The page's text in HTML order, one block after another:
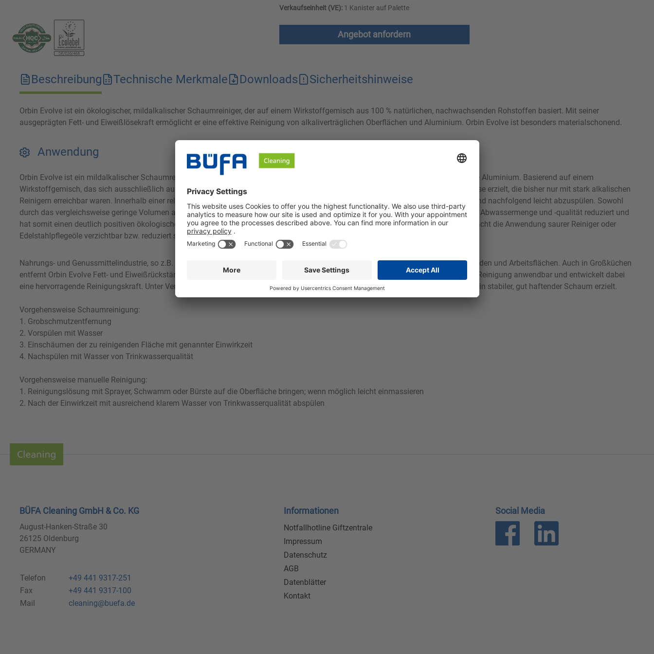
Verkaufseinheit (VE):1 Kanister auf Palette
Angebot anfordern
Beschreibung Technische Merkmale Downloads Sicherheitshinweise
Orbin Evolve ist ein ökologischer, mildalkalischer Schaumreiniger, der auf einem Wirkstoffgemisch aus 100 % natürlichen, nachwachsenden Rohstoffen basiert. Mit seiner
ausgeprägten Fett- und Eiweißlösekraft ermöglicht er eine effektive Reinigung von alkaliverträglichen Oberflächen und Aluminium. Orbin Evolve ist besonders materialschonend.
Anwendung
Orbin Evolve ist ein mildalkalischer Schaumreiniger zur Entfernung von Fett und Eiweiß von allen alkaliverträglichen Oberflächen sowie Aluminium. Basierend auf einem
Wirkstoffgemisch, das sich ausschließlich aus natürlichen, nachwachsenden Rohstoffen zusammensetzt, werden Reinigungsergebnisse erzielt, die bisher nur mit stark alkalischen
Reinigern erreichbar waren. Innerhalb einer relativ kurzen Einwirkzeit von bis zu 10 Minuten werden Verschmutzungen emulgiert und sind nachfolgend leicht abzuspülen. Sowohl
durch das vergleichsweise geringe Volumen an Spülwasser als auch den recht niedrigen pH-Wert wird der reinigerbedingte Einfluss auf Abwassermenge und -qualität reduziert und
hat somit einen deutlich positiven ökologischen Effekt. Orbin Evolve bewahrt den ursprünglichen Glanz gereinigter Oberflächen und macht die Anwendung saurer Reiniger oder
Edelstahlpflegeöle verzichtbar bzw. reduziert sie auf ein geringes Maß. Orbin Evolve ist entwickelt für die Reinigung in Betrieben der
Nahrungs- und Genussmittelindustrie, so z.B. zur Anwendung auf Wänden, Verarbeitungsmaschinen, Behältern, Anlagen, Tanks, Fußböden und Arbeitsflächen. Auch in Großküchen
entfernt Orbin Evolve Fett- und Eiweißrückstände schnell und zuverlässig. Er ist sowohl als Schaumreiniger wie auch in der manuellen Reinigung anwendbar und entwickelt dabei
eine hervorragende Reinigungskraft. Unter Verwendung eines geeigneten Verschäumsystems wird mit 4 bis 6 bar Luftausgangsdruck ein stabiler, gut haftender Schaum erzielt.
Vorgehensweise Schaumreinigung:
1. Grobschmutzentfernung
2. Vorspülen mit Wasser
3. Einschäumen der zu reinigenden Fläche mit genannter Einwirkzeit
4. Nachspülen mit Wasser von Trinkwasserqualität
Vorgehensweise manuelle Reinigung:
1. Reinigungslösung mit Sprayer, Schwamm oder Bürste auf die Oberfläche bringen; wenn möglich leicht einmassieren
2. Nach der Einwirkzeit mit ausreichend klarem Wasser von Trinkwasserqualität abspülen
BÜFA Cleaning GmbH & Co. KG
August-Hanken-Straße 30
26125 Oldenburg
GERMANY
Telefon
+49 441 9317-251
Fax
+49 441 9317-100
Mail
cleaning@buefa.de
Informationen
Notfallhotline Giftzentrale
Impressum
Datenschutz
AGB
Datenblätter
Kontakt
Social Media